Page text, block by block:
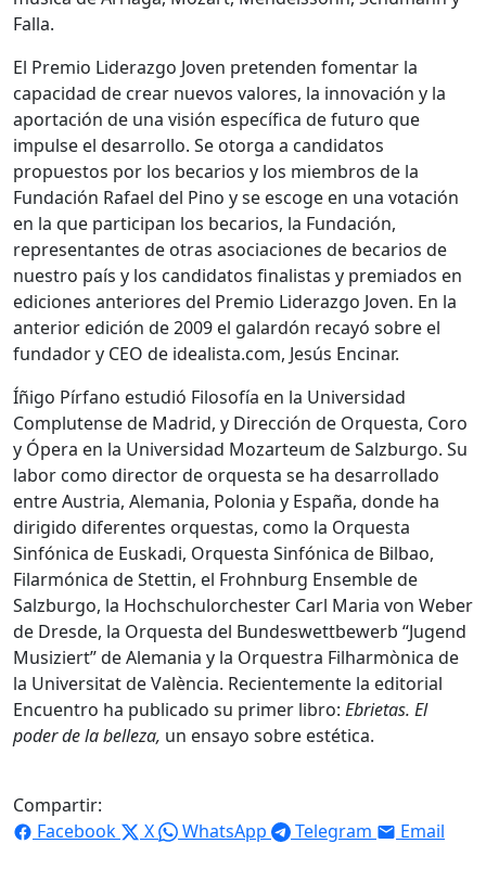
Falla.
El Premio Liderazgo Joven pretenden fomentar la
capacidad de crear nuevos valores, la innovación y la
aportación de una visión específica de futuro que
impulse el desarrollo. Se otorga a candidatos
propuestos por los becarios y los miembros de la
Fundación Rafael del Pino y se escoge en una votación
en la que participan los becarios, la Fundación,
representantes de otras asociaciones de becarios de
nuestro país y los candidatos finalistas y premiados en
ediciones anteriores del Premio Liderazgo Joven. En la
anterior edición de 2009 el galardón recayó sobre el
fundador y CEO de idealista.com, Jesús Encinar.
Íñigo Pírfano estudió Filosofía en la Universidad
Complutense de Madrid, y Dirección de Orquesta, Coro
y Ópera en la Universidad Mozarteum de Salzburgo. Su
labor como director de orquesta se ha desarrollado
entre Austria, Alemania, Polonia y España, donde ha
dirigido diferentes orquestas, como la Orquesta
Sinfónica de Euskadi, Orquesta Sinfónica de Bilbao,
Filarmónica de Stettin, el Frohnburg Ensemble de
Salzburgo, la Hochschulorchester Carl Maria von Weber
de Dresde, la Orquesta del Bundeswettbewerb “Jugend
Musiziert” de Alemania y la Orquestra Filharmònica de
la Universitat de València. Recientemente la editorial
Encuentro ha publicado su primer libro: Ebrietas. El
poder de la belleza, un ensayo sobre estética.
Compartir:
Facebook
X WhatsApp Telegram Email